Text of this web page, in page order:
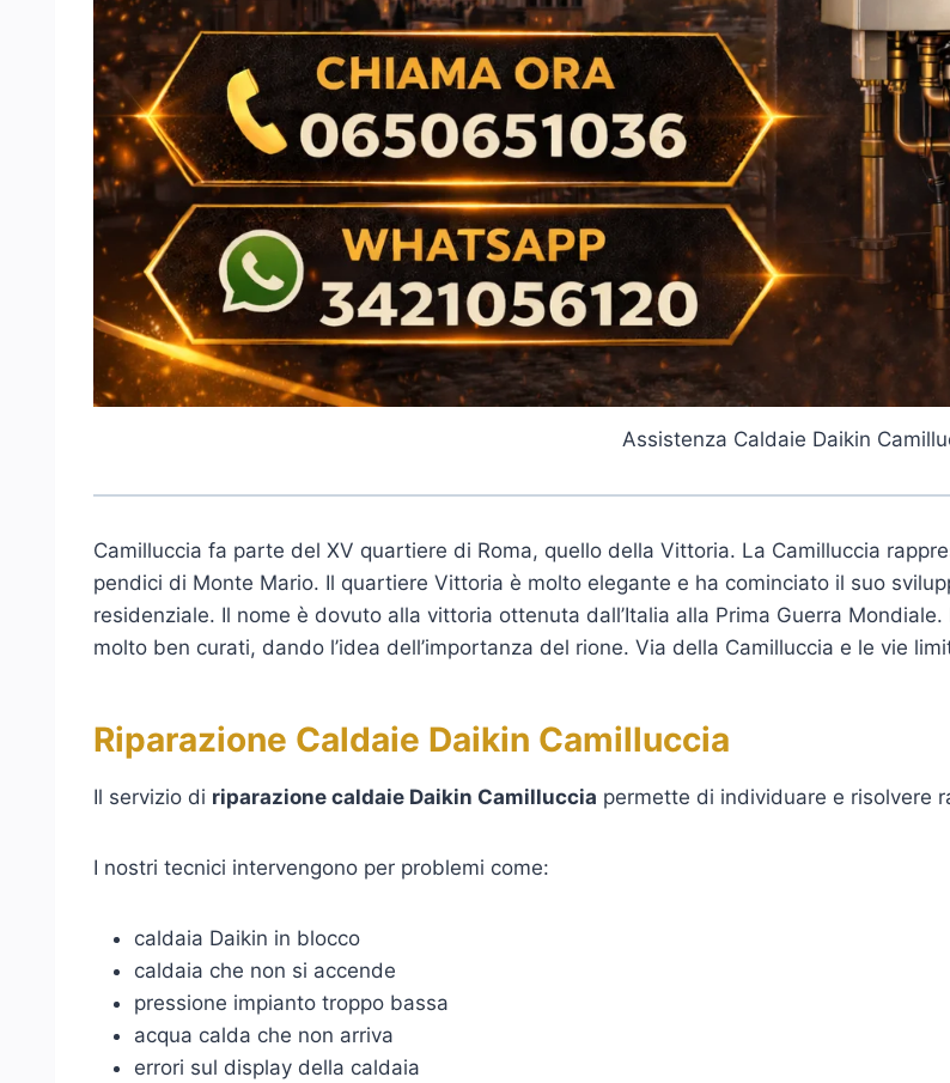
Assistenza Caldaie Daikin
Camilluccia fa parte del XV quartiere di Roma, quello della Vittoria. La Camilluccia
pendici di Monte Mario. Il quartiere Vittoria è molto elegante e ha cominciato il suo
residenziale. Il nome è dovuto alla vittoria ottenuta dall’Italia alla Prima Guerra
molto ben curati, dando l’idea dell’importanza del rione. Via della Camilluccia e le vie
Riparazione Caldaie Daikin Camilluccia
Il servizio di riparazione caldaie Daikin Camilluccia permette di individuare e risolvere
I nostri tecnici intervengono per problemi come:
caldaia Daikin in blocco
caldaia che non si accende
pressione impianto troppo bassa
acqua calda che non arriva
errori sul display della caldaia